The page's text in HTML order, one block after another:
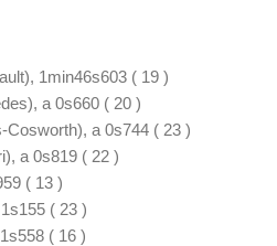
1min46s603 ( 19 )
a 0s660 ( 20 )
Cosworth), a 0s744 ( 23 )
a 0s819 ( 22 )
( 13 )
( 23 )
( 16 )